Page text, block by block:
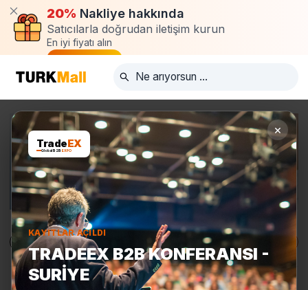
20% Nakliye hakkında
Satıcılarla doğrudan iletişim kurun
En iyi fiyatı alın
Talep oluştur
×
TradeEX
Global B2B EXPO
KAYITLAR AÇILDI
TRADEEX B2B KONFERANSI -
SURIYE
Ürünler Üreticiler Turkmall Fuarları